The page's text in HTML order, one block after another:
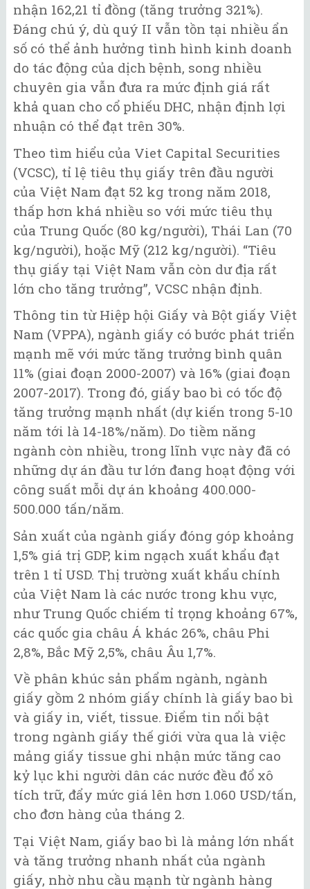
nhận 162,21 tỉ đồng (tăng trưởng 321%).
Đáng chú ý, dù quý II vẫn tồn tại nhiều ẩn
số có thể ảnh hưởng tình hình kinh doanh
do tác động của dịch bệnh, song nhiều
chuyên gia vẫn đưa ra mức định giá rất
khả quan cho cổ phiếu DHC, nhận định lợi
nhuận có thể đạt trên 30%.
Theo tìm hiểu của Viet Capital Securities
(VCSC), tỉ lệ tiêu thụ giấy trên đầu người
của Việt Nam đạt 52 kg trong năm 2018,
thấp hơn khá nhiều so với mức tiêu thụ
của Trung Quốc (80 kg/người), Thái Lan (70
kg/người), hoặc Mỹ (212 kg/người). “Tiêu
thụ giấy tại Việt Nam vẫn còn dư địa rất
lớn cho tăng trưởng”, VCSC nhận định.
Thông tin từ Hiệp hội Giấy và Bột giấy Việt
Nam (VPPA), ngành giấy có bước phát triển
mạnh mẽ với mức tăng trưởng bình quân
11% (giai đoạn 2000-2007) và 16% (giai đoạn
2007-2017). Trong đó, giấy bao bì có tốc độ
tăng trưởng mạnh nhất (dự kiến trong 5-10
năm tới là 14-18%/năm). Do tiềm năng
ngành còn nhiều, trong lĩnh vực này đã có
những dự án đầu tư lớn đang hoạt động với
công suất mỗi dự án khoảng 400.000-
500.000 tấn/năm.
Sản xuất của ngành giấy đóng góp khoảng
1,5% giá trị GDP, kim ngạch xuất khẩu đạt
trên 1 tỉ USD. Thị trường xuất khẩu chính
của Việt Nam là các nước trong khu vực,
như Trung Quốc chiếm tỉ trọng khoảng 67%,
các quốc gia châu Á khác 26%, châu Phi
2,8%, Bắc Mỹ 2,5%, châu Âu 1,7%.
Về phân khúc sản phẩm ngành, ngành
giấy gồm 2 nhóm giấy chính là giấy bao bì
và giấy in, viết, tissue. Điểm tin nổi bật
trong ngành giấy thế giới vừa qua là việc
mảng giấy tissue ghi nhận mức tăng cao
kỷ lục khi người dân các nước đều đổ xô
tích trữ, đẩy mức giá lên hơn 1.060 USD/tấn,
cho đơn hàng của tháng 2.
Tại Việt Nam, giấy bao bì là mảng lớn nhất
và tăng trưởng nhanh nhất của ngành
giấy, nhờ nhu cầu mạnh từ ngành hàng